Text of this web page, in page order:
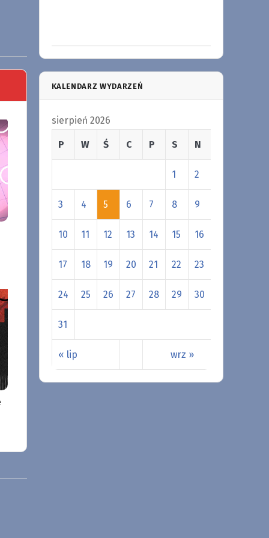
KALENDARZ WYDARZEŃ
sierpień 2026
P W Ś C P S N
« lip wrz »
1 2
3 4 5 6 7 8 9
10 11 12 13 14 15 16
17 18 19 20 21 22 23
24 25 26 27 28 29 30
31